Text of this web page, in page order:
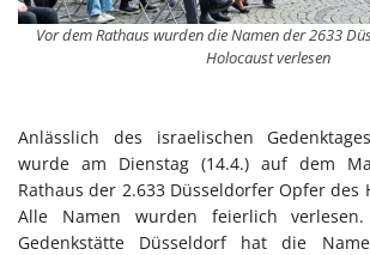
Vor dem Rathaus wurden die Namen der 2633
Holocaust verlesen
Anlässlich des israelischen
wurde am Dienstag (14.4.) auf dem
Rathaus der 2.633 Düsseldorfer Opfer des
Alle Namen wurden feierlich
Gedenkstätte Düsseldorf hat die